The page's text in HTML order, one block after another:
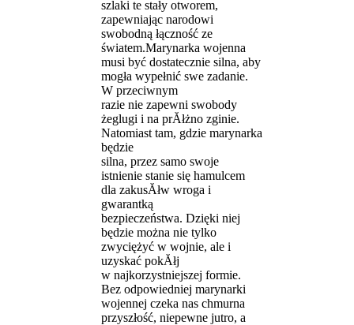
szlaki te stały otworem,
zapewniając narodowi
swobodną łączność ze
światem.Marynarka wojenna
musi być dostatecznie silna, aby
mogła wypełnić swe zadanie.
W przeciwnym
razie nie zapewni swobody
żeglugi i na prĂłżno zginie.
Natomiast tam, gdzie marynarka
będzie
silna, przez samo swoje
istnienie stanie się hamulcem
dla zakusĂłw wroga i
gwarantką
bezpieczeństwa. Dzięki niej
będzie można nie tylko
zwyciężyć w wojnie, ale i
uzyskać pokĂłj
w najkorzystniejszej formie.
Bez odpowiedniej marynarki
wojennej czeka nas chmurna
przyszłość, niepewne jutro, a